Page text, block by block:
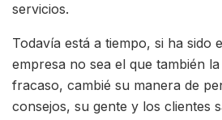
servicios.
Todavía está a tiempo, si ha sido
empresa no sea el que también
fracaso, cambié su manera de
consejos, su gente y los clientes